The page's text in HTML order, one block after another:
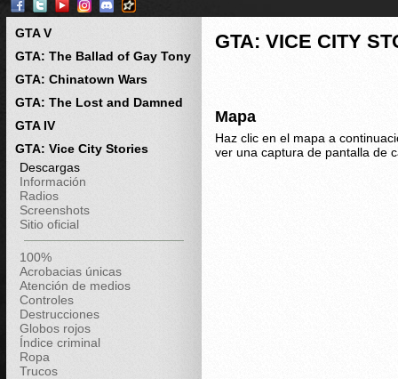
GTA V
GTA: The Ballad of Gay Tony
GTA: Chinatown Wars
GTA: The Lost and Damned
GTA IV
GTA: Vice City Stories
Descargas
Información
Radios
Screenshots
Sitio oficial
100%
Acrobacias únicas
Atención de medios
Controles
Destrucciones
Globos rojos
Índice criminal
Ropa
Trucos
GTA: VICE CITY
Mapa
Haz clic en el mapa a
ver una captura de pantalla de